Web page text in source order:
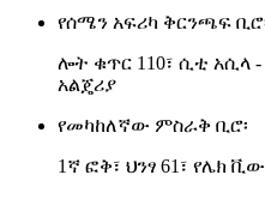
የሰሜን አፍሪካ ቅርንጫፍ
ሎት ቁጥር 110፣ ሲቲ አሲላ -
አልጄሪያ
የመካከለኛው ምስራቅ ቢሮ፡
1ኛ ፎቅ፣ ህንፃ 61፣ የሌክ